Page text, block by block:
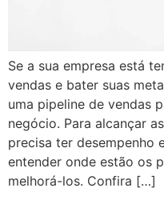
Se a sua empresa está
vendas e bater suas
uma pipeline de vendas
negócio. Para alcançar
precisa ter desempenho
entender onde estão os
melhorá-los. Confira […]